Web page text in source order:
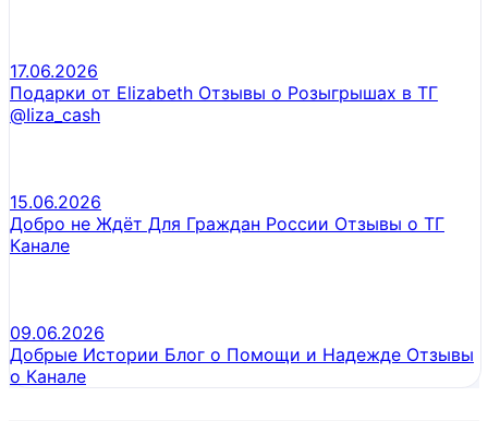
17.06.2026
Подарки от Elizabeth Отзывы о Розыгрышах в ТГ
@Iiza_cash
15.06.2026
Добро не Ждёт Для Граждан России Отзывы о ТГ
Канале
09.06.2026
Добрые Истории Блог о Помощи и Надежде Отзывы
о Канале